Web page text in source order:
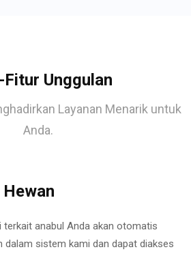
Unggulan
Layanan Menarik untuk
Anda.
terkait anabul Anda akan otomatis
dalam sistem kami dan dapat diakses